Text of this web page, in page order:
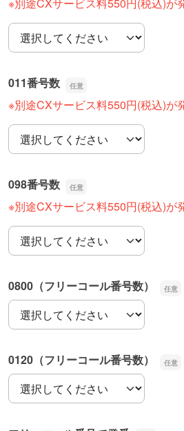
※別途CXサービス料550円(税込)が
092番号数
011番号数
※別途CXサービス料550円(税込)が
011番号数
098番号数
※別途CXサービス料550円(税込)が
098番号数
0800（フリーコール番号数）
0800（フリーコール番号数）
0120（フリーコール番号数）
0120（フリーコール番号数）